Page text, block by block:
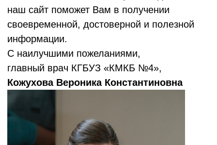
наш сайт поможет Вам в получении
своевременной, достоверной и полезной
информации.
С наилучшими пожеланиями,
главный врач КГБУЗ «КМКБ №4»,
Кожухова Вероника Константиновна